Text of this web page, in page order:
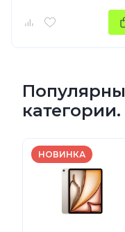
категории.
НОВИНКА